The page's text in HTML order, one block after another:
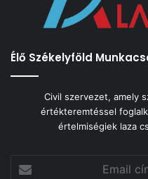
Élő Székelyföld
Civil szervezet, amely
értékteremtéssel
értelmiségiek laza
cím